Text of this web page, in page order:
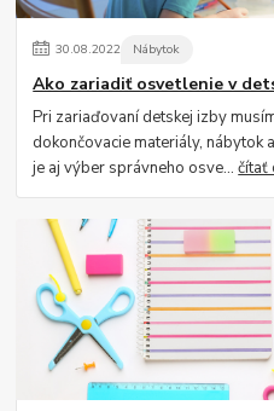
30.08.2022 Nábytok
Ako zariadiť osvetlenie v
Pri zariaďovaní detskej izby
dokončovacie materiály, nábytok
je aj výber správneho osve...čítať